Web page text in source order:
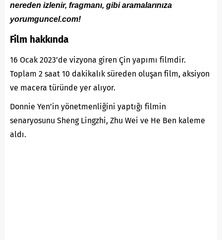
nereden izlenir, fragmanı, gibi aramalarınıza
yorumguncel.com!
Film hakkında
16 Ocak 2023’de vizyona giren Çin yapımı filmdir.
Toplam 2 saat 10 dakikalık süreden oluşan film, aksiyon
ve macera türünde yer alıyor.
Donnie Yen’in yönetmenliğini yaptığı filmin
senaryosunu Sheng Lingzhi, Zhu Wei ve He Ben kaleme
aldı.